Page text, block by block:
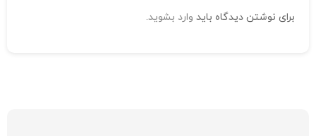
برای نوشتن دیدگاه باید وارد بشوید.